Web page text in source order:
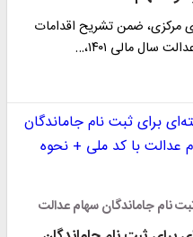
مرکزی، ضمن تشریح اقدامات
مالی ۱۴۰۱،…
نام جاماندگان سهام عدالت